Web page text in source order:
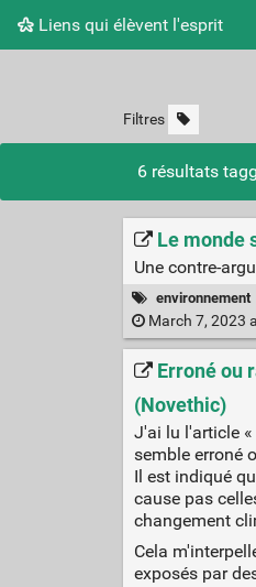
Liens qui élèvent l'esprit
Filtres
6 résultats
Le monde
Une contre-
environnement
March 7, 2023
Erroné ou
(Novethic)
J'ai lu l'article «
semble erroné
Il est indiqué
cause pas
changement
Cela
exposés par